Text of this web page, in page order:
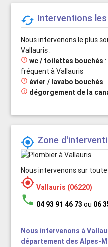
 Interventions
Nous intervenons le plus
Vallauris :
 wc / toilettes bouchés
fréquent à Vallauris
 évier / lavabo bouchés
 dégorgement de la
 Zone
Nous intervenons sur
 Vallauris (06220)
phone 04 93 91 46 73 ou 06
Nous intervenons à
département des Alpes-